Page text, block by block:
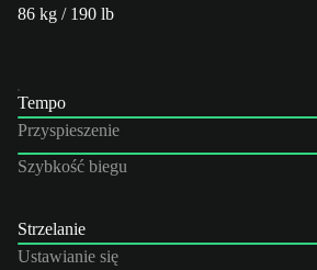
86 kg / 190 lb
Tempo
Przyspieszenie
Szybkość biegu
Strzelanie
Ustawianie się